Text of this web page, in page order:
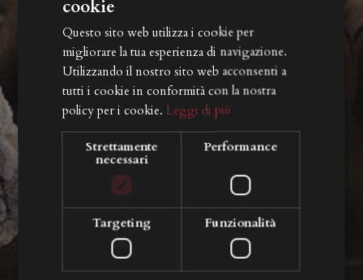
GERMAN
cookie
Questo sito web utilizza i cookie per
migliorare la tua esperienza di navigazione.
Utilizzando il nostro sito web acconsenti a
tutti i cookie in conformità con la nostra
policy per i cookie. Leggi di più
Strettamente
necessari
Performance
Targeting Funzionalità